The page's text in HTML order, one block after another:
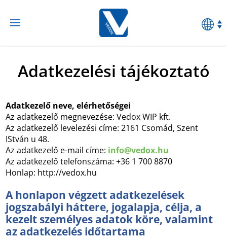
Adatkezelési tájékoztató
Adatkezelő neve, elérhetőségei
Az adatkezelő megnevezése: Vedox WIP kft.
Az adatkezelő levelezési címe: 2161 Csomád, Szent
IStván u 48.
Az adatkezelő e-mail címe: info@vedox.hu
Az adatkezelő telefonszáma: +36 1 700 8870
Honlap: http://vedox.hu
A honlapon végzett adatkezelések
jogszabályi háttere, jogalapja, célja, a
kezelt személyes adatok köre, valamint
az adatkezelés időtartama